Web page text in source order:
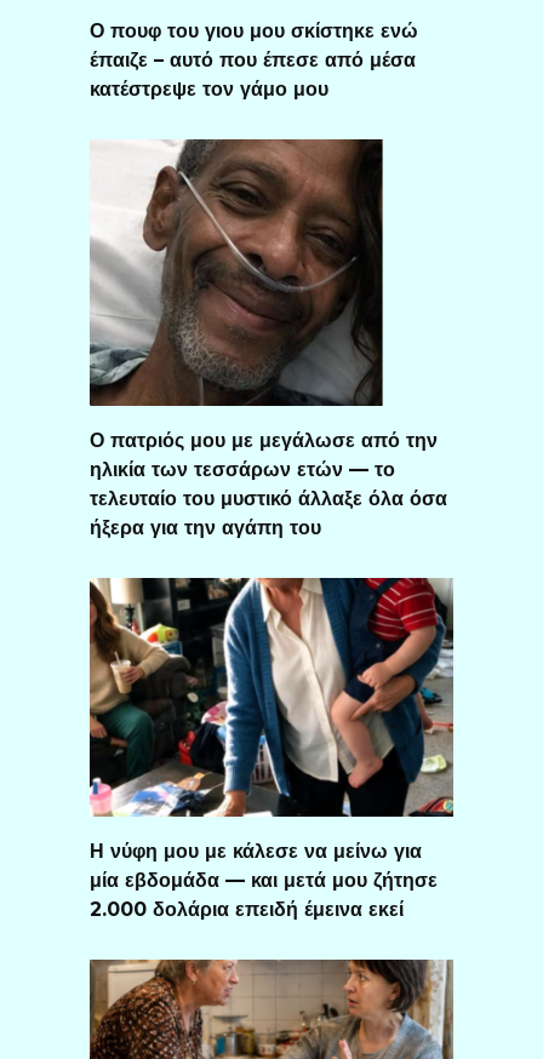
Ο πουφ του γιου μου σκίστηκε ενώ
έπαιζε – αυτό που έπεσε από μέσα
κατέστρεψε τον γάμο μου
Ο πατριός μου με μεγάλωσε από την
ηλικία των τεσσάρων ετών — το
τελευταίο του μυστικό άλλαξε όλα όσα
ήξερα για την αγάπη του
Η νύφη μου με κάλεσε να μείνω για
μία εβδομάδα — και μετά μου ζήτησε
2.000 δολάρια επειδή έμεινα εκεί